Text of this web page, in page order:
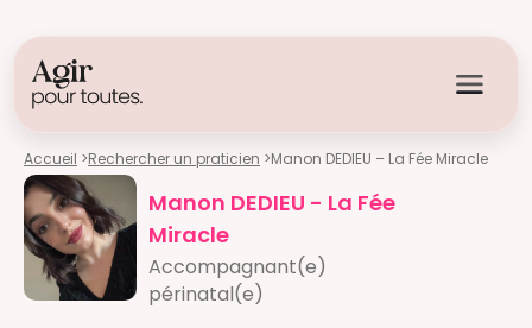
Accueil >Rechercher un praticien >Manon DEDIEU – La Fée Miracle
Manon DEDIEU - La Fée
Miracle
Accompagnant(e)
périnatal(e)